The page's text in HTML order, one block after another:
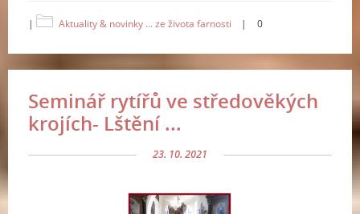
| Aktuality & novinky ... ze života farnosti | 0
Seminář rytířů ve středověkých
krojích- Lštění ...
23. 10. 2021